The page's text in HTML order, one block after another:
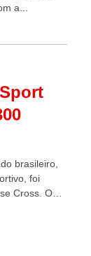
a...
brasileiro,
foi
Cross. O